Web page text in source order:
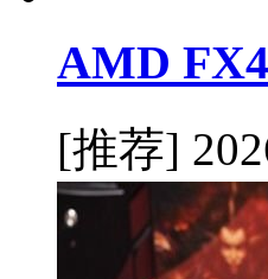
AMD
[推荐]